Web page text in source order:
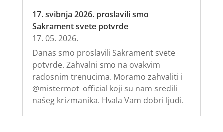
17. svibnja 2026. proslavili smo
Sakrament svete potvrde
17. 05. 2026.
Danas smo proslavili Sakrament svete
potvrde. Zahvalni smo na ovakvim
radosnim trenucima. Moramo zahvaliti i
@mistermot_official koji su nam sredili
našeg krizmanika. Hvala Vam dobri ljudi.